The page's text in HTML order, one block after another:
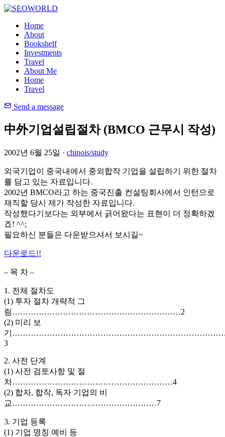
Home
About
Bookshelf
Investments
Travel
About Me
Home
Travel
Send a message
中外기업설립절차 (BMCO 근무시 작성)
2002년 6월 25일 · chinois/study
외국기업이 중국내에서 중외합작 기업을 설립하기 위한 절차
를 담고 있는 자료입니다.
2002년 BMCO라고 하는 중국진출 컨설팅회사에서 인턴으로
재직할 당시 제가 작성한 자료입니다.
작성했다기보다는 외부에서 긁어왔다는 표현이 더 정확하겠
죠! ^^;
필요하신 분들은 다운받으셔서 보시길~
다운로드!!
– 목 차 –
1. 전체 절차도
(1) 투자 절차 개략적 그
림………………………………………………………2
(2) 미리 보
기
3
2. 사전 단계
(1) 사전 검토사항 및 절
차……………………………………………………4
(2) 합자, 합작, 독자 기업의 비
교………………………………………………7
3. 기업 등록
(1) 기업 명칭 예비 등